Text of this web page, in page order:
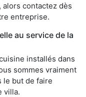
contactez dès
entreprise.
au service de la
installés dans
sommes vraiment
le but de faire
villa.